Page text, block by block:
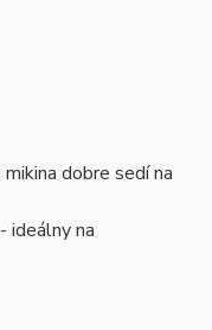
dobre sedí na
ideálny na